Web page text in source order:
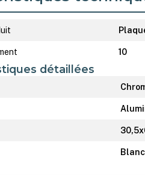
10
détaillées